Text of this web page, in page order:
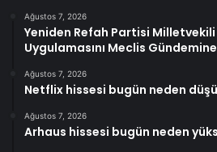
Ağustos 7, 2026
Yeniden Refah Partisi Milletvekili
Uygulamasını Meclis Gündemine
Ağustos 7, 2026
Netflix hissesi bugün neden
Ağustos 7, 2026
Arhaus hissesi bugün neden